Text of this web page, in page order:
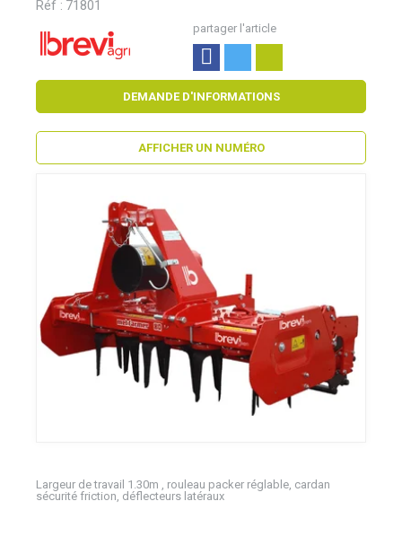
Réf : 71801
partager l'article
Largeur de travail 1.30m , rouleau packer réglable, cardan
sécurité friction, déflecteurs latéraux
DEMANDE D'INFORMATIONS
AFFICHER UN NUMÉRO